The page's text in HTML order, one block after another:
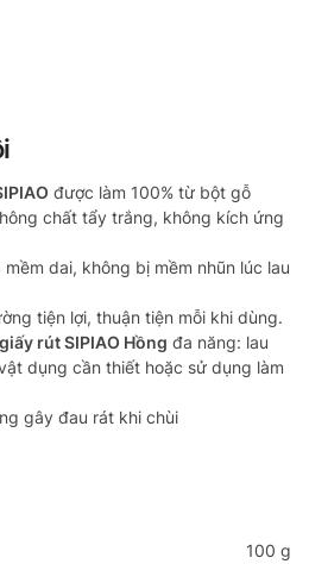
được làm 100% từ bột gỗ
chất tẩy trắng, không kích ứng
dai, không bị mềm nhũn lúc lau
tiện lợi, thuận tiện mỗi khi dùng.
rút SIPIAO Hồng đa năng: lau
dụng cần thiết hoặc sử dụng làm
gây đau rát khi chùi
100 g